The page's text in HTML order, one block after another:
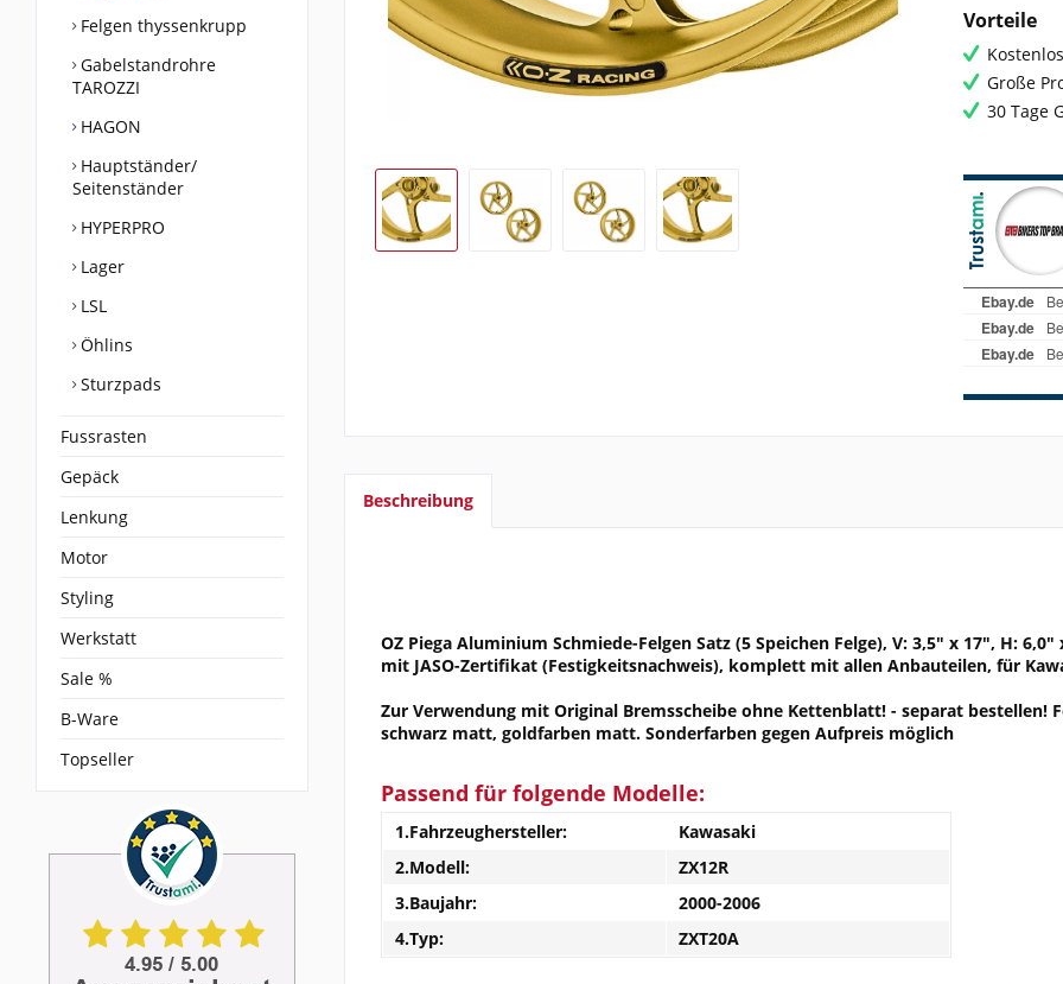
Felgen thyssenkrupp
Gabelstandrohre
TAROZZI
HAGON
Hauptständer/
Seitenständer
HYPERPRO
Lager
LSL
Öhlins
Sturzpads
Fussrasten
Gepäck
Lenkung
Motor
Styling
Werkstatt
Sale %
B-Ware
Topseller
Vorteile
Große
30 Tage
Beschreibung
OZ Piega Aluminium Schmiede-Felgen Satz (5 Speichen Felge), V: 3,5" x 17", H:
mit JASO-Zertifikat (Festigkeitsnachweis), komplett mit allen Anbauteilen, für
Zur Verwendung mit Original Bremsscheibe ohne Kettenblatt! - separat bestellen!
schwarz matt, goldfarben matt. Sonderfarben gegen Aufpreis möglich
Passend für folgende Modelle:
1.Fahrzeughersteller:
Kawasaki
2.Modell:
ZX12R
3.Baujahr:
2000-2006
4.Typ:
ZXT20A